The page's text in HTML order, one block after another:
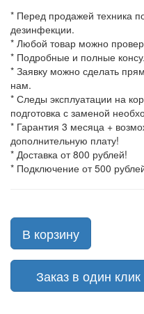
* Перед продажей техника
дезинфекции.
* Любой товар можно
* Подробные и полные
* Заявку можно сделать
нам.
* Следы эксплуатации на
подготовка с заменой
* Гарантия 3 месяца +
дополнительную плату!
* Доставка от 800 рублей!
* Подключение от 500
В корзину
Заказ в один